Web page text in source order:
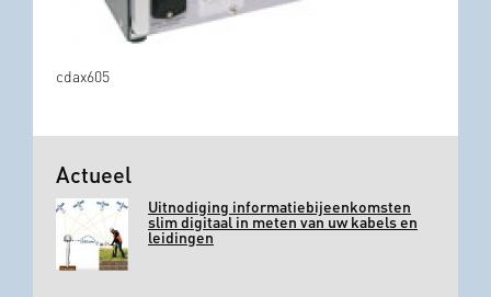
cdax605
Actueel
Uitnodiging informatiebijeenkomsten
slim digitaal in meten van uw kabels en
leidingen